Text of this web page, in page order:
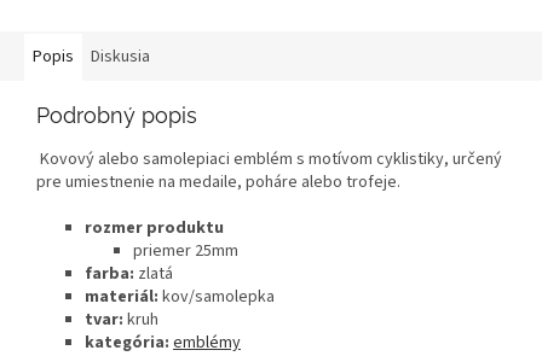
Popis Diskusia
Podrobný popis
Kovový alebo samolepiaci emblém s motívom cyklistiky, určený
pre umiestnenie na medaile, poháre alebo trofeje.
rozmer produktu
priemer 25mm
farba: zlatá
materiál: kov/samolepka
tvar: kruh
kategória: emblémy